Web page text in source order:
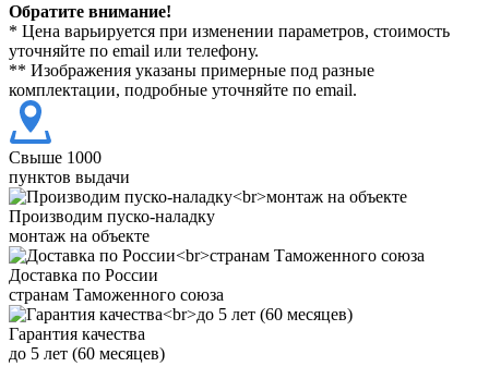
Обратите внимание!
* Цена варьируется при изменении параметров, стоимость
уточняйте по email или телефону.
** Изображения указаны примерные под разные
комплектации, подробные уточняйте по email.
Свыше 1000
пунктов выдачи
Производим пуско-наладку
монтаж на объекте
Доставка по России
странам Таможенного союза
Гарантия качества
до 5 лет (60 месяцев)